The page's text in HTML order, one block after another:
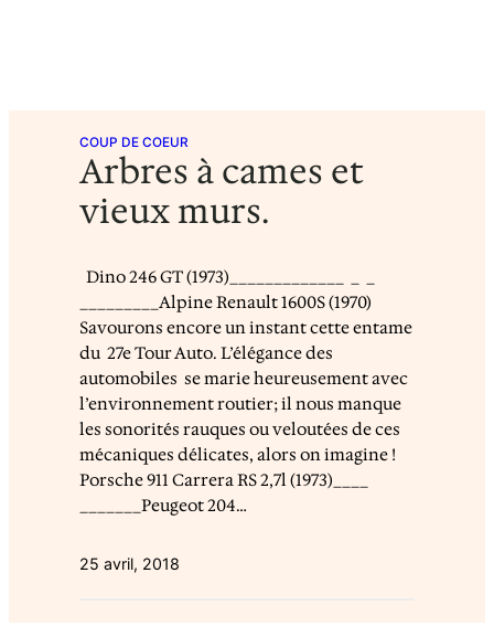
COUP DE COEUR
Arbres à cames et
vieux murs.
Dino 246 GT (1973)_____________ _ _
_________Alpine Renault 1600S (1970)
Savourons encore un instant cette entame
du 27e Tour Auto. L’élégance des
automobiles se marie heureusement avec
l’environnement routier; il nous manque
les sonorités rauques ou veloutées de ces
mécaniques délicates, alors on imagine !
Porsche 911 Carrera RS 2,7l (1973)____
_______Peugeot 204…
25 avril, 2018